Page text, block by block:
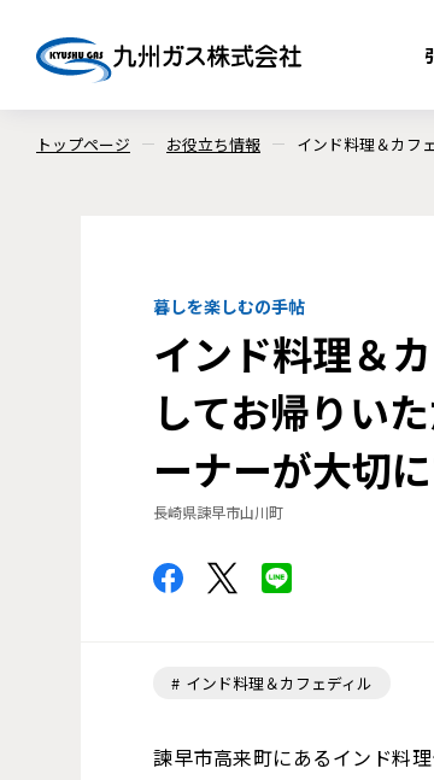
トップページ お役立ち情報 インド料理＆カフ
暮しを楽しむの手帖
インド料理＆
してお帰りい
ーナーが大切
長崎県諫早市山川町
インド料理＆カフェディル
諫早市高来町にあるインド料